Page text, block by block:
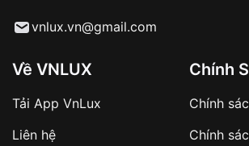
Từ khóa SEO:
sản phẩm đặc biệt
vnlux.vn@gmail.com
Về VNLUX
Tải App VnLux
Liên hệ
Chính
Chính
Chính